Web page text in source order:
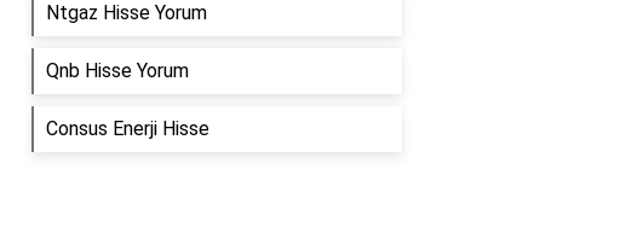
Ntgaz Hisse Yorum
Qnb Hisse Yorum
Consus Enerji Hisse